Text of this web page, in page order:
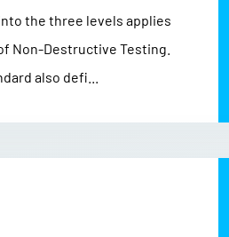
the three levels applies
Non-Destructive Testing.
also defi...